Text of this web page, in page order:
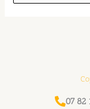
07 82